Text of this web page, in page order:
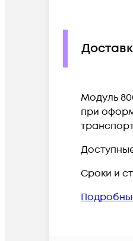
Модуль
при
Сроки и